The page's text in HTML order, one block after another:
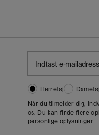
Herretøj
Dametøj
Når du tilmelder dig,
os. Du kan finde flere
personlige oplysninger